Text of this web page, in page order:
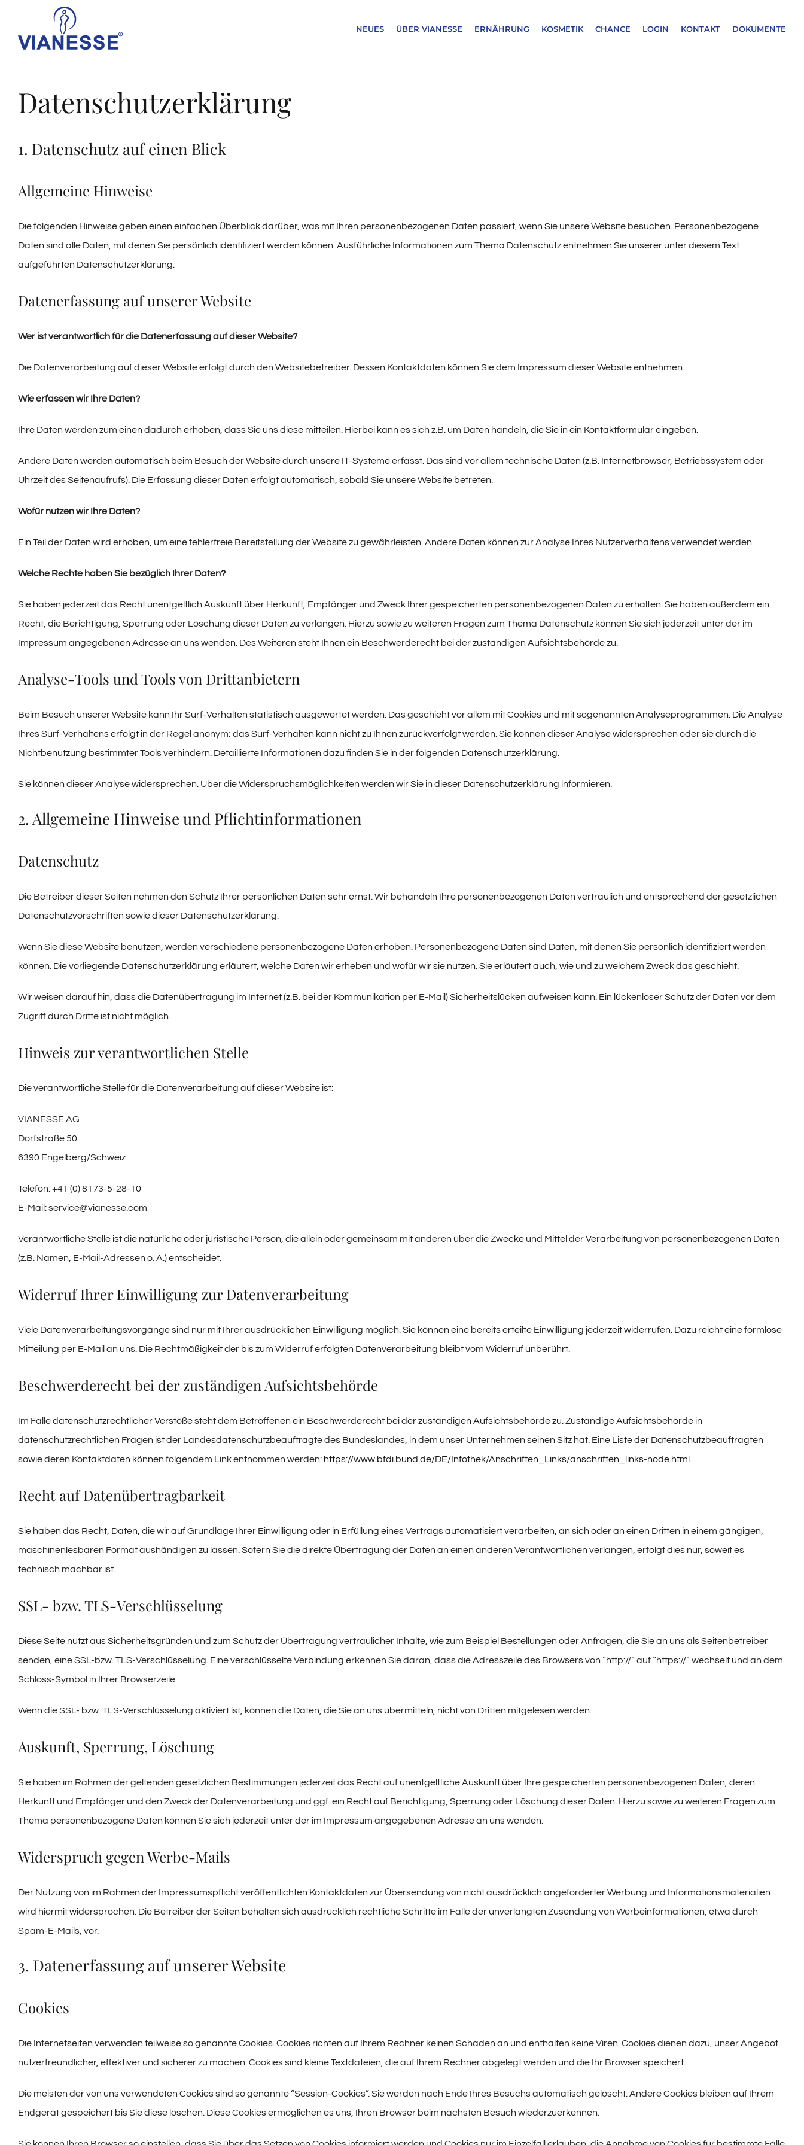
content
NEUES ÜBER VIANESSE ERNÄHRUNG KOSMETIK CHANCE LOGIN KONTAKT DOKUMENTE
Datenschutzerklärung
1. Datenschutz auf einen Blick
Allgemeine Hinweise
Die folgenden Hinweise geben einen einfachen Überblick darüber, was mit Ihren personenbezogenen Daten passiert, wenn Sie unsere Website besuchen. Personenbezogene
Daten sind alle Daten, mit denen Sie persönlich identifiziert werden können. Ausführliche Informationen zum Thema Datenschutz entnehmen Sie unserer unter diesem Text
aufgeführten Datenschutzerklärung.
Datenerfassung auf unserer Website
Wer ist verantwortlich für die Datenerfassung auf dieser Website?
Die Datenverarbeitung auf dieser Website erfolgt durch den Websitebetreiber. Dessen Kontaktdaten können Sie dem Impressum dieser Website entnehmen.
Wie erfassen wir Ihre Daten?
Ihre Daten werden zum einen dadurch erhoben, dass Sie uns diese mitteilen. Hierbei kann es sich z.B. um Daten handeln, die Sie in ein Kontaktformular eingeben.
Andere Daten werden automatisch beim Besuch der Website durch unsere IT-Systeme erfasst. Das sind vor allem technische Daten (z.B. Internetbrowser, Betriebssystem oder
Uhrzeit des Seitenaufrufs). Die Erfassung dieser Daten erfolgt automatisch, sobald Sie unsere Website betreten.
Wofür nutzen wir Ihre Daten?
Ein Teil der Daten wird erhoben, um eine fehlerfreie Bereitstellung der Website zu gewährleisten. Andere Daten können zur Analyse Ihres Nutzerverhaltens verwendet werden.
Welche Rechte haben Sie bezüglich Ihrer Daten?
Sie haben jederzeit das Recht unentgeltlich Auskunft über Herkunft, Empfänger und Zweck Ihrer gespeicherten personenbezogenen Daten zu erhalten. Sie haben außerdem ein
Recht, die Berichtigung, Sperrung oder Löschung dieser Daten zu verlangen. Hierzu sowie zu weiteren Fragen zum Thema Datenschutz können Sie sich jederzeit unter der im
Impressum angegebenen Adresse an uns wenden. Des Weiteren steht Ihnen ein Beschwerderecht bei der zuständigen Aufsichtsbehörde zu.
Analyse-Tools und Tools von Drittanbietern
Beim Besuch unserer Website kann Ihr Surf-Verhalten statistisch ausgewertet werden. Das geschieht vor allem mit Cookies und mit sogenannten Analyseprogrammen. Die Analyse
Ihres Surf-Verhaltens erfolgt in der Regel anonym; das Surf-Verhalten kann nicht zu Ihnen zurückverfolgt werden. Sie können dieser Analyse widersprechen oder sie durch die
Nichtbenutzung bestimmter Tools verhindern. Detaillierte Informationen dazu finden Sie in der folgenden Datenschutzerklärung.
Sie können dieser Analyse widersprechen. Über die Widerspruchsmöglichkeiten werden wir Sie in dieser Datenschutzerklärung informieren.
2. Allgemeine Hinweise und Pflichtinformationen
Datenschutz
Die Betreiber dieser Seiten nehmen den Schutz Ihrer persönlichen Daten sehr ernst. Wir behandeln Ihre personenbezogenen Daten vertraulich und entsprechend der gesetzlichen
Datenschutzvorschriften sowie dieser Datenschutzerklärung.
Wenn Sie diese Website benutzen, werden verschiedene personenbezogene Daten erhoben. Personenbezogene Daten sind Daten, mit denen Sie persönlich identifiziert werden
können. Die vorliegende Datenschutzerklärung erläutert, welche Daten wir erheben und wofür wir sie nutzen. Sie erläutert auch, wie und zu welchem Zweck das geschieht.
Wir weisen darauf hin, dass die Datenübertragung im Internet (z.B. bei der Kommunikation per E-Mail) Sicherheitslücken aufweisen kann. Ein lückenloser Schutz der Daten vor dem
Zugriff durch Dritte ist nicht möglich.
Hinweis zur verantwortlichen Stelle
Die verantwortliche Stelle für die Datenverarbeitung auf dieser Website ist:
VIANESSE AG
Dorfstraße 50
6390 Engelberg/Schweiz
Telefon: +41 (0) 8173-5-28-10
E-Mail: service@vianesse.com
Verantwortliche Stelle ist die natürliche oder juristische Person, die allein oder gemeinsam mit anderen über die Zwecke und Mittel der Verarbeitung von personenbezogenen Daten
(z.B. Namen, E-Mail-Adressen o. Ä.) entscheidet.
Widerruf Ihrer Einwilligung zur Datenverarbeitung
Viele Datenverarbeitungsvorgänge sind nur mit Ihrer ausdrücklichen Einwilligung möglich. Sie können eine bereits erteilte Einwilligung jederzeit widerrufen. Dazu reicht eine formlose
Mitteilung per E-Mail an uns. Die Rechtmäßigkeit der bis zum Widerruf erfolgten Datenverarbeitung bleibt vom Widerruf unberührt.
Beschwerderecht bei der zuständigen Aufsichtsbehörde
Im Falle datenschutzrechtlicher Verstöße steht dem Betroffenen ein Beschwerderecht bei der zuständigen Aufsichtsbehörde zu. Zuständige Aufsichtsbehörde in
datenschutzrechtlichen Fragen ist der Landesdatenschutzbeauftragte des Bundeslandes, in dem unser Unternehmen seinen Sitz hat. Eine Liste der Datenschutzbeauftragten
sowie deren Kontaktdaten können folgendem Link entnommen werden: https://www.bfdi.bund.de/DE/Infothek/Anschriften_Links/anschriften_links-node.html
Recht auf Datenübertragbarkeit
Sie haben das Recht, Daten, die wir auf Grundlage Ihrer Einwilligung oder in Erfüllung eines Vertrags automatisiert verarbeiten, an sich oder an einen Dritten in einem gängigen,
maschinenlesbaren Format aushändigen zu lassen. Sofern Sie die direkte Übertragung der Daten an einen anderen Verantwortlichen verlangen, erfolgt dies nur, soweit es
technisch machbar ist.
SSL- bzw. TLS-Verschlüsselung
Diese Seite nutzt aus Sicherheitsgründen und zum Schutz der Übertragung vertraulicher Inhalte, wie zum Beispiel Bestellungen oder Anfragen, die Sie an uns als Seitenbetreiber
senden, eine SSL-bzw. TLS-Verschlüsselung. Eine verschlüsselte Verbindung erkennen Sie daran, dass die Adresszeile des Browsers von “http://” auf “https://” wechselt und an dem
Schloss-Symbol in Ihrer Browserzeile.
Wenn die SSL- bzw. TLS-Verschlüsselung aktiviert ist, können die Daten, die Sie an uns übermitteln, nicht von Dritten mitgelesen werden.
Auskunft, Sperrung, Löschung
Sie haben im Rahmen der geltenden gesetzlichen Bestimmungen jederzeit das Recht auf unentgeltliche Auskunft über Ihre gespeicherten personenbezogenen Daten, deren
Herkunft und Empfänger und den Zweck der Datenverarbeitung und ggf. ein Recht auf Berichtigung, Sperrung oder Löschung dieser Daten. Hierzu sowie zu weiteren Fragen zum
Thema personenbezogene Daten können Sie sich jederzeit unter der im Impressum angegebenen Adresse an uns wenden.
Widerspruch gegen Werbe-Mails
Der Nutzung von im Rahmen der Impressumspflicht veröffentlichten Kontaktdaten zur Übersendung von nicht ausdrücklich angeforderter Werbung und Informationsmaterialien
wird hiermit widersprochen. Die Betreiber der Seiten behalten sich ausdrücklich rechtliche Schritte im Falle der unverlangten Zusendung von Werbeinformationen, etwa durch
Spam-E-Mails, vor.
3. Datenerfassung auf unserer Website
Cookies
Die Internetseiten verwenden teilweise so genannte Cookies. Cookies richten auf Ihrem Rechner keinen Schaden an und enthalten keine Viren. Cookies dienen dazu, unser Angebot
nutzerfreundlicher, effektiver und sicherer zu machen. Cookies sind kleine Textdateien, die auf Ihrem Rechner abgelegt werden und die Ihr Browser speichert.
Die meisten der von uns verwendeten Cookies sind so genannte “Session-Cookies”. Sie werden nach Ende Ihres Besuchs automatisch gelöscht. Andere Cookies bleiben auf Ihrem
Endgerät gespeichert bis Sie diese löschen. Diese Cookies ermöglichen es uns, Ihren Browser beim nächsten Besuch wiederzuerkennen.